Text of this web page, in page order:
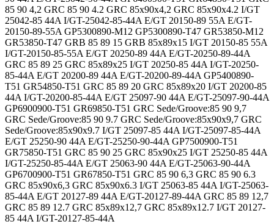
85 90 4,2 GRC 85 90 4.2 GRC 85x90x4,2 GRC 85x90x4.2 I/GT
25042-85 44A I/GT-25042-85-44A E/GT 20150-89 55A E/GT-
20150-89-55A GP5300890-M12 GP5300890-T47 GR53850-M12
GR53850-T47 GRB 85 89 15 GRB 85x89x15 I/GT 20150-85 55A
I/GT-20150-85-55A E/GT 20250-89 44A E/GT-20250-89-44A
GRC 85 89 25 GRC 85x89x25 I/GT 20250-85 44A I/GT-20250-
85-44A E/GT 20200-89 44A E/GT-20200-89-44A GP5400890-
T51 GR54850-T51 GRC 85 89 20 GRC 85x89x20 I/GT 20200-85
44A I/GT-20200-85-44A E/GT 25097-90 44A E/GT-25097-90-44A
GP6900900-T51 GR69850-T51 GRC Sede/Groove:85 90 9,7
GRC Sede/Groove:85 90 9.7 GRC Sede/Groove:85x90x9,7 GRC
Sede/Groove:85x90x9.7 I/GT 25097-85 44A I/GT-25097-85-44A
E/GT 25250-90 44A E/GT-25250-90-44A GP7500900-T51
GR75850-T51 GRC 85 90 25 GRC 85x90x25 I/GT 25250-85 44A
I/GT-25250-85-44A E/GT 25063-90 44A E/GT-25063-90-44A
GP6700900-T51 GR67850-T51 GRC 85 90 6,3 GRC 85 90 6.3
GRC 85x90x6,3 GRC 85x90x6.3 I/GT 25063-85 44A I/GT-25063-
85-44A E/GT 20127-89 44A E/GT-20127-89-44A GRC 85 89 12,7
GRC 85 89 12.7 GRC 85x89x12,7 GRC 85x89x12.7 I/GT 20127-
85 44A I/GT-20127-85-44A